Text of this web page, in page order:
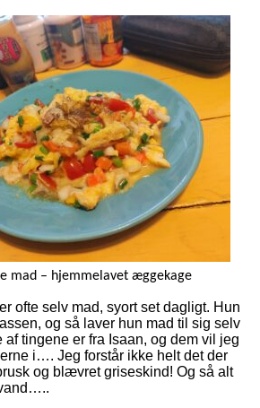
mad – hjemmelavet æggekage
ofte selv mad, syort set dagligt. Hun
og så laver hun mad til sig selv
tingene er fra Isaan, og dem vil jeg
i…. Jeg forstår ikke helt det der
og blævret griseskind! Og så alt